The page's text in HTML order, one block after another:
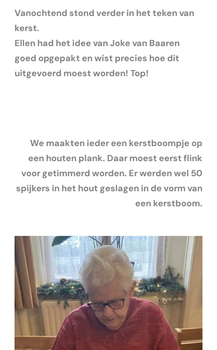
Vanochtend stond verder in het teken van
kerst.
Ellen had het idee van Joke van Baaren
goed opgepakt en wist precies hoe dit
uitgevoerd moest worden! Top!
We maakten ieder een kerstboompje op
een houten plank. Daar moest eerst flink
voor getimmerd worden. Er werden wel 50
spijkers in het hout geslagen in de vorm van
een kerstboom.